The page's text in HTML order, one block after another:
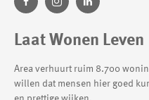
Laat Wonen Leven
Area verhuurt ruim 8.700
willen dat mensen hier goed